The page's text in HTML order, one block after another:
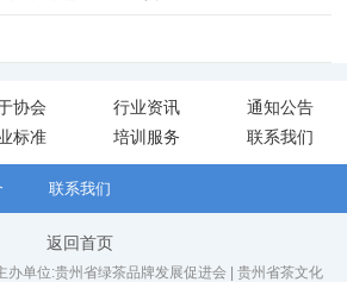
协会 行业资讯
通知公告
标准 培训服务 联系我们
联系我们
返回首页
单位:贵州省绿茶品牌发展促进会 | 贵州省茶文化